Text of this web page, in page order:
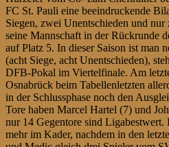
FC St. Pauli eine beeindruckende
Siegen, zwei Unentschieden und
seine Mannschaft in der Rückrunde
auf Platz 5. In dieser Saison ist man
(acht Siege, acht Unentschieden),
DFB-Pokal im Viertelfinale. Am
Osnabrück beim Tabellenletzten
in der Schlussphase noch den
Tore haben Marcel Hartel (7) und
nur 14 Gegentore sind Ligabestwert.
mehr im Kader, nachdem in den